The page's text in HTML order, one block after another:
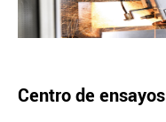
Centro de ensayos